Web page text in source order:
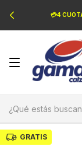
💳4
GRATIS